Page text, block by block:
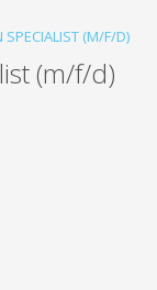
SPECIALIST (M/F/D)
(m/f/d)